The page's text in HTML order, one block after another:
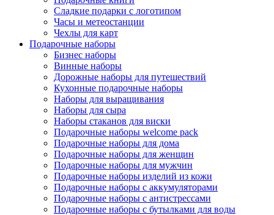
Сладкие подарки с логотипом
Часы и метеостанции
Чехлы для карт
Подарочные наборы
Бизнес наборы
Винные наборы
Дорожные наборы для путешествий
Кухонные подарочные наборы
Наборы для выращивания
Наборы для сыра
Наборы стаканов для виски
Подарочные наборы welcome pack
Подарочные наборы для дома
Подарочные наборы для женщин
Подарочные наборы для мужчин
Подарочные наборы изделий из кожи
Подарочные наборы с аккумуляторами
Подарочные наборы с антистрессами
Подарочные наборы с бутылками для воды